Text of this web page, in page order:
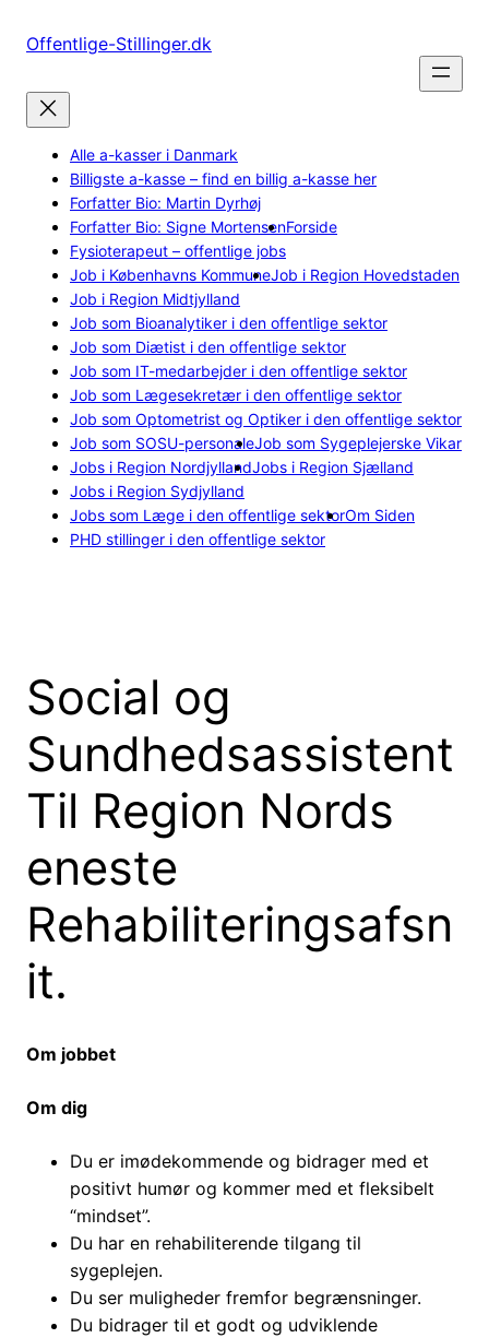
Offentlige-Stillinger.dk
Alle a-kasser i Danmark
Billigste a-kasse – find en billig a-kasse her
Forfatter Bio: Martin Dyrhøj
Forfatter Bio: Signe MortensenForside
Fysioterapeut – offentlige jobs
Job i Københavns KommuneJob i Region Hovedstaden
Job i Region Midtjylland
Job som Bioanalytiker i den offentlige sektor
Job som Diætist i den offentlige sektor
Job som IT-medarbejder i den offentlige sektor
Job som Lægesekretær i den offentlige sektor
Job som Optometrist og Optiker i den offentlige sektor
Job som SOSU-personaleJob som Sygeplejerske Vikar
Jobs i Region NordjyllandJobs i Region Sjælland
Jobs i Region Sydjylland
Jobs som Læge i den offentlige sektorOm Siden
PHD stillinger i den offentlige sektor
Social og
Sundhedsassistent
Til Region Nords
eneste
Rehabiliteringsafsn
it.
Om jobbet
Om dig
Du er imødekommende og bidrager med et
positivt humør og kommer med et fleksibelt
“mindset”.
Du har en rehabiliterende tilgang til
sygeplejen.
Du ser muligheder fremfor begrænsninger.
Du bidrager til et godt og udviklende